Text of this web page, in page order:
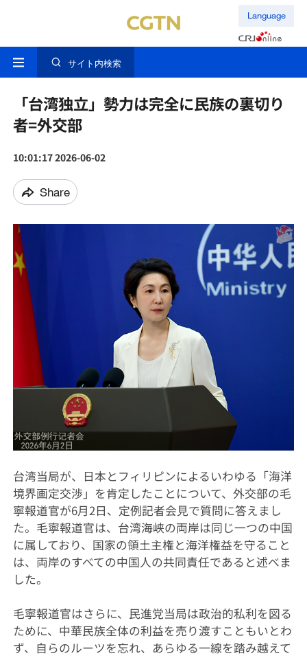
Language
サイト内検索
「台湾独立」勢力は完全に民族の裏切り
者=外交部
10:01:17 2026-06-02
Share
台湾当局が、日本とフィリピンによるいわゆる「海洋
境界画定交渉」を肯定したことについて、外交部の毛
寧報道官が6月2日、定例記者会見で質問に答えまし
た。毛寧報道官は、台湾海峡の両岸は同じ一つの中国
に属しており、国家の領土主権と海洋権益を守ること
は、両岸のすべての中国人の共同責任であると述べま
した。
毛寧報道官はさらに、民進党当局は政治的私利を図る
ために、中華民族全体の利益を売り渡すこともいとわ
ず、自らのルーツを忘れ、あらゆる一線を踏み越えて